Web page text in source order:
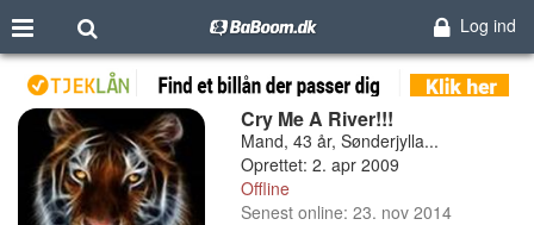
Log ind
Cry Me A River!!!
Mand, 43 år, Sønderjylla...
Oprettet: 2. apr 2009
Offline
Senest online: 23. nov 2014